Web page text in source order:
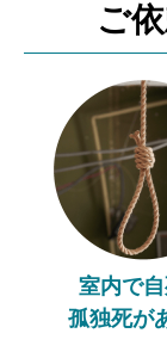
ご
室内で
孤独死が